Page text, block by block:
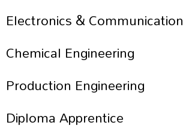
Electronics & Communication
Chemical Engineering
Production Engineering
Diploma Apprentice